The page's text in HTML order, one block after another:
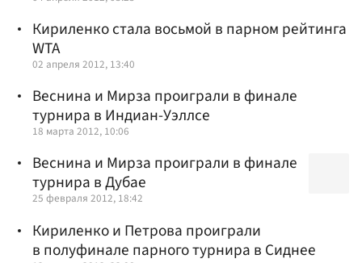
Кириленко стала восьмой в парном рейтинга
WTA
02 апреля 2012, 13:40
Веснина и Мирза проиграли в финале
турнира в Индиан-Уэллсе
18 марта 2012, 10:06
Веснина и Мирза проиграли в финале
турнира в Дубае
25 февраля 2012, 18:42
Кириленко и Петрова проиграли
в полуфинале парного турнира в Сиднее